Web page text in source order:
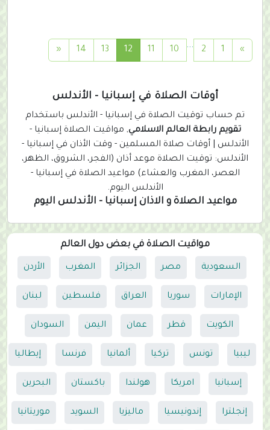
»
1
2
...
10
11
12
(
c
r
t
13
14
«
أوقات الصلاة في إسبانيا - الأندلس
تم حساب توقيت الصلاة في إسبانيا - الأندلس باستخدام
تقويم رابطة العالم الاسلامي, مواقيت الصلاة إسبانيا -
الأندلس | أوقات صلاة المسلمين - وقت الأذان في إسبانيا -
الأندلس: توقيت الصلاة موعد أذان (الفجر، الشروق، الظهر،
العصر، المغرب والعشاء) مواعيد الصلاة في إسبانيا -
الأندلس اليوم.
مواعيد الصلاة و الاذان إسبانيا - الأندلس اليوم
مواقيت الصلاة في بعض دول العالم
السعودية مصر الجزائر المغرب الأردن
الإمارات سوريا العراق فلسطين لبنان
الكويت قطر عمان اليمن السودان
ليبيا تونس تركيا ألمانيا فرنسا إيطاليا
إسبانيا امريكا هولندا باكستان البحرين
إنجلترا إندونيسيا ماليزيا السويد موريتانيا